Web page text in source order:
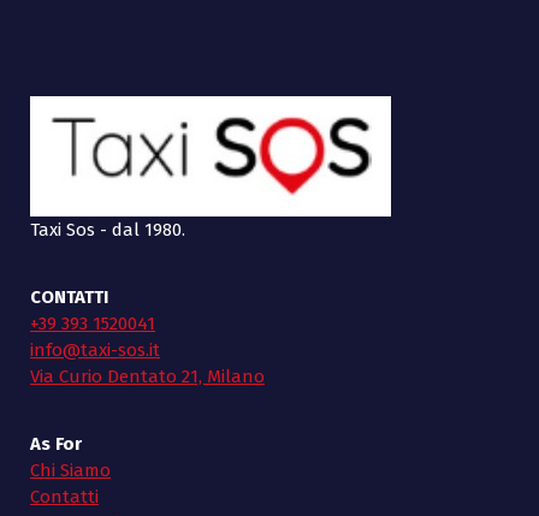
Taxi Sos - dal 1980.
CONTATTI
+39 393 1520041
info@taxi-sos.it
Via Curio Dentato 21, Milano
As For
Chi Siamo
Contatti